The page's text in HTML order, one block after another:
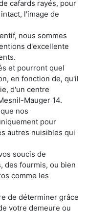
cafards rayés, pour
l'image de
nous sommes
d'excellente
et pourront quel
en fonction de, qu'il
d'un centre
Mauger 14.
nos
pour
autres nuisibles qui
soucis de
des fourmis, ou bien
comme les
de déterminer grâce
votre demeure ou